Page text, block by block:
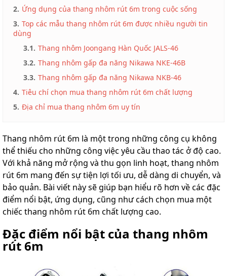
gấp
chữ
Thang
hiệu
tức
Liên
hệ
2. Ứng dụng của thang nhôm rút 6m trong cuộc sống
3. Top các mẫu thang nhôm rút 6m được nhiều người tin
dùng
3.1. Thang nhôm Joongang Hàn Quốc JALS-46
3.2. Thang nhôm gấp đa năng Nikawa NKE-46B
3.3. Thang nhôm gấp đa năng Nikawa NKB-46
4. Tiêu chí chọn mua thang nhôm rút 6m chất lượng
5. Địa chỉ mua thang nhôm 6m uy tín
Thang nhôm rút 6m là một trong những công cụ không
thể thiếu cho những công việc yêu cầu thao tác ở độ cao.
Với khả năng mở rộng và thu gọn linh hoạt, thang nhôm
rút 6m mang đến sự tiện lợi tối ưu, dễ dàng di chuyển, và
bảo quản. Bài viết này sẽ giúp bạn hiểu rõ hơn về các đặc
điểm nổi bật, ứng dụng, cũng như cách chọn mua một
chiếc thang nhôm rút 6m chất lượng cao.
Đặc điểm nổi bật của thang nhôm
rút 6m